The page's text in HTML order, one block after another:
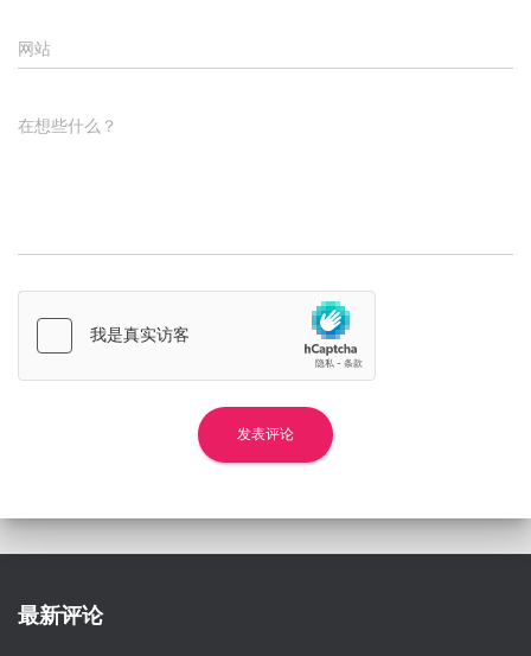
网站
在想些什么？
最新评论